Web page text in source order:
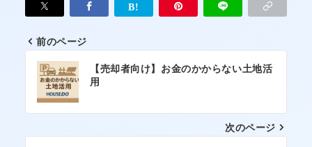
投
ナ
前のページ
【売却者向け】お金のかからない土地活
用
次のページ